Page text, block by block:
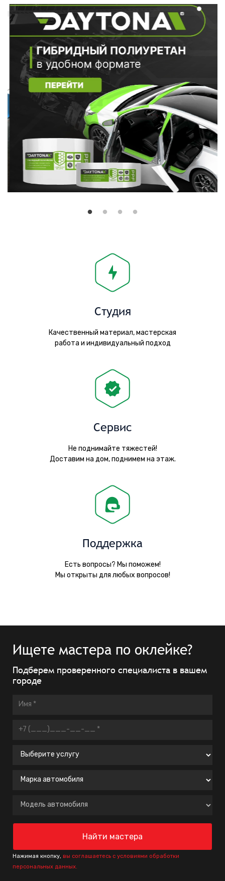
Студия
Качественный материал, мастерская
работа и индивидуальный подход
Сервис
Не поднимайте тяжестей!
Доставим на дом, поднимем на этаж.
Поддержка
Есть вопросы? Мы поможем!
Мы открыты для любых вопросов!
Ищете мастера по оклейке?
Подберем проверенного специалиста в вашем
городе
Нажимая кнопку, вы соглашаетесь с условиями обработки
персональных данных.